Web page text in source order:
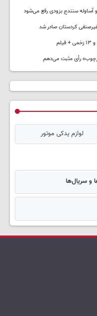
آساوله سنندج بزودی رفع می‌شود
رأی مثبت می‌دهم
لوازم یدکی موتور
و سریال‌ها